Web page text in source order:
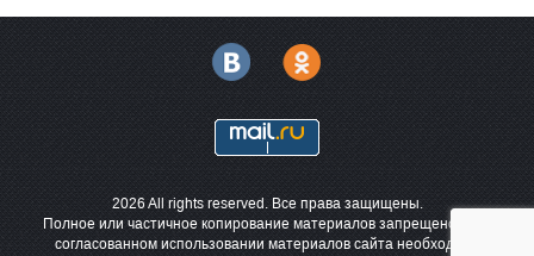
2026 All rights reserved. Все права защищены.
Полное или частичное копирование материалов запрещено. При
согласованном использовании материалов сайта необходима